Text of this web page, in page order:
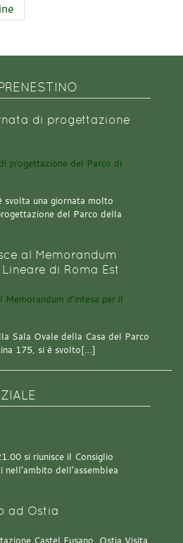
di progettazione
svolta una giornata molto
del Parco della
al Memorandum
di Roma Est
Sala Ovale della Casa del Parco
175, si è svolto[…]
si riunisce il Consiglio
dell’assemblea
ad Ostia
Castel Fusano, Ostia Visita